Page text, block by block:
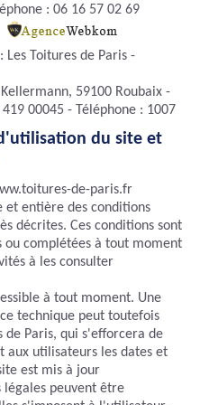
: 06 16 57 02 69
: Les Toitures de Paris -
Kellermann, 59100 Roubaix -
00045 - Téléphone : 1007
du site et
de-paris.fr
entière des conditions
décrites. Ces conditions sont
ou complétées à tout moment
à les consulter
à tout moment. Une
technique peut toutefois
de Paris, qui s'efforcera de
utilisateurs les dates et
est mis à jour
peuvent être